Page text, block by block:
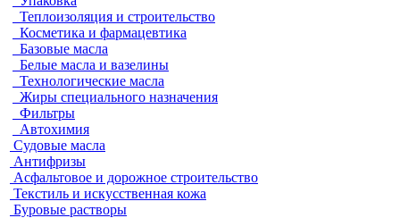
Теплоизоляция и строительство
Косметика и фармацевтика
Базовые масла
Белые масла и вазелины
Технологические масла
Жиры специального назначения
Фильтры
Автохимия
Судовые масла
Антифризы
Асфальтовое и дорожное строительство
Текстиль и искусственная кожа
Буровые растворы